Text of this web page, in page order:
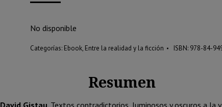
20.00 €.
No disponible
Categorías: Ebook, Entre la realidad y la ficción ISBN: 978-84-
Resumen
David Gistau. Textos contradictorios, luminosos y oscuros a la